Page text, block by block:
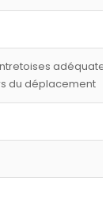
adéquates,
du déplacement